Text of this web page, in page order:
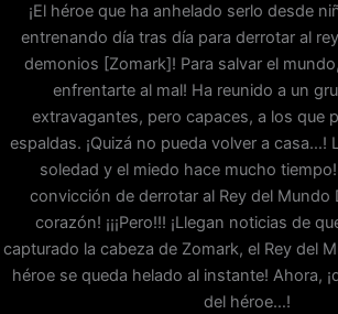
¡El héroe que ha anhelado serlo desde
entrenando día tras día para derrotar al
demonios [Zomark]! Para salvar el
enfrentarte al mal! Ha reunido a un
extravagantes, pero capaces, a los que
espaldas. ¡Quizá no pueda volver a casa…!
soledad y el miedo hace mucho tiempo!
convicción de derrotar al Rey del Mundo
corazón! ¡¡¡Pero!!! ¡Llegan noticias de
capturado la cabeza de Zomark, el Rey del
héroe se queda helado al instante! Ahora,
del héroe…!